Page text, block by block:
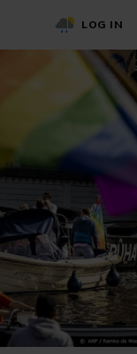
LOG IN